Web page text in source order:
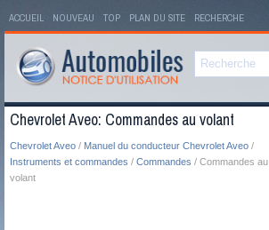
ACCUEIL NOUVEAU TOP PLAN DU SITE RECHERCHE
Chevrolet Aveo: Commandes au volant
Chevrolet Aveo / Manuel du conducteur Chevrolet Aveo /
Instruments et commandes / Commandes / Commandes au
volant